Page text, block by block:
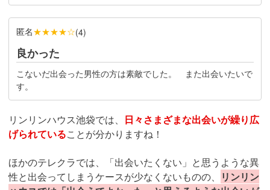
匿名★★★★☆(4)
良かった
こないだ出会った男性の方は素敵でした。　また出会いたいで
す。
リンリンハウス池袋では、 日々さまざまな出会いが繰り広
げられていることが分かりますね！
ほかのテレクラでは、「出会いたくない」と思うような異
性と出会ってしまうケースが少なくないものの、
リンリン